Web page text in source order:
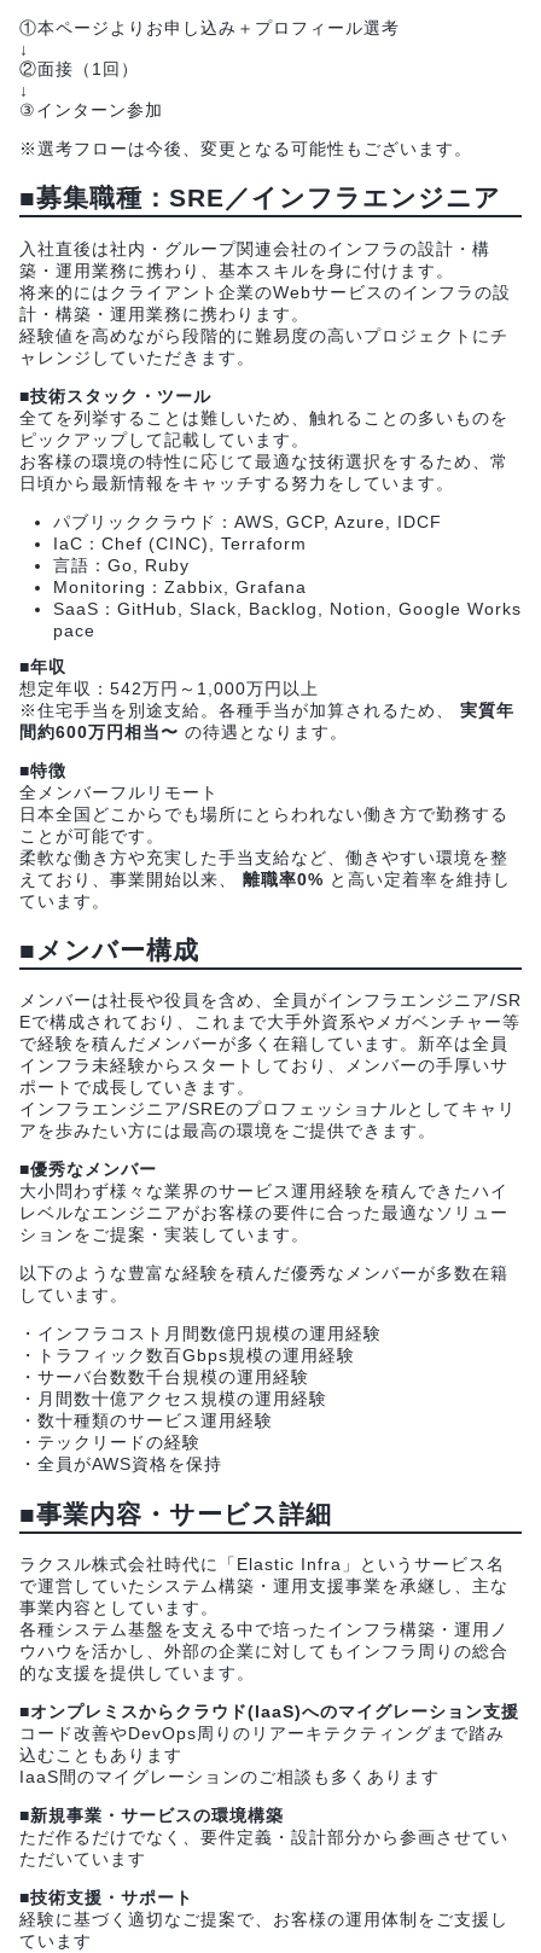
①本ページよりお申し込み＋プロフィール選考
↓
②面接（1回）
↓
③インターン参加
※選考フローは今後、変更となる可能性もございます。
■募集職種：SRE／インフラエンジニア
入社直後は社内・グループ関連会社のインフラの設計・構
築・運用業務に携わり、基本スキルを身に付けます。
将来的にはクライアント企業のWebサービスのインフラの設
計・構築・運用業務に携わります。
経験値を高めながら段階的に難易度の高いプロジェクトにチ
ャレンジしていただきます。
■技術スタック・ツール
全てを列挙することは難しいため、触れることの多いものを
ピックアップして記載しています。
お客様の環境の特性に応じて最適な技術選択をするため、常
日頃から最新情報をキャッチする努力をしています。
パブリッククラウド：AWS, GCP, Azure, IDCF
IaC：Chef (CINC), Terraform
言語：Go, Ruby
Monitoring：Zabbix, Grafana
SaaS：GitHub, Slack, Backlog, Notion, Google Works
pace
■年収
想定年収：542万円～1,000万円以上
※住宅手当を別途支給。各種手当が加算されるため、 実質年
間約600万円相当〜 の待遇となります。
■特徴
全メンバーフルリモート
日本全国どこからでも場所にとらわれない働き方で勤務する
ことが可能です。
柔軟な働き方や充実した手当支給など、働きやすい環境を整
えており、事業開始以来、 離職率0% と高い定着率を維持し
ています。
■メンバー構成
メンバーは社長や役員を含め、全員がインフラエンジニア/SR
Eで構成されており、これまで大手外資系やメガベンチャー等
で経験を積んだメンバーが多く在籍しています。新卒は全員
インフラ未経験からスタートしており、メンバーの手厚いサ
ポートで成長していきます。
インフラエンジニア/SREのプロフェッショナルとしてキャリ
アを歩みたい方には最高の環境をご提供できます。
■優秀なメンバー
大小問わず様々な業界のサービス運用経験を積んできたハイ
レベルなエンジニアがお客様の要件に合った最適なソリュー
ションをご提案・実装しています。
以下のような豊富な経験を積んだ優秀なメンバーが多数在籍
しています。
・インフラコスト月間数億円規模の運用経験
・トラフィック数百Gbps規模の運用経験
・サーバ台数数千台規模の運用経験
・月間数十億アクセス規模の運用経験
・数十種類のサービス運用経験
・テックリードの経験
・全員がAWS資格を保持
■事業内容・サービス詳細
ラクスル株式会社時代に「Elastic Infra」というサービス名
で運営していたシステム構築・運用支援事業を承継し、主な
事業内容としています。
各種システム基盤を支える中で培ったインフラ構築・運用ノ
ウハウを活かし、外部の企業に対してもインフラ周りの総合
的な支援を提供しています。
■オンプレミスからクラウド(IaaS)へのマイグレーション支援
コード改善やDevOps周りのリアーキテクティングまで踏み
込むこともあります
IaaS間のマイグレーションのご相談も多くあります
■新規事業・サービスの環境構築
ただ作るだけでなく、要件定義・設計部分から参画させてい
ただいています
■技術支援・サポート
経験に基づく適切なご提案で、お客様の運用体制をご支援し
ています